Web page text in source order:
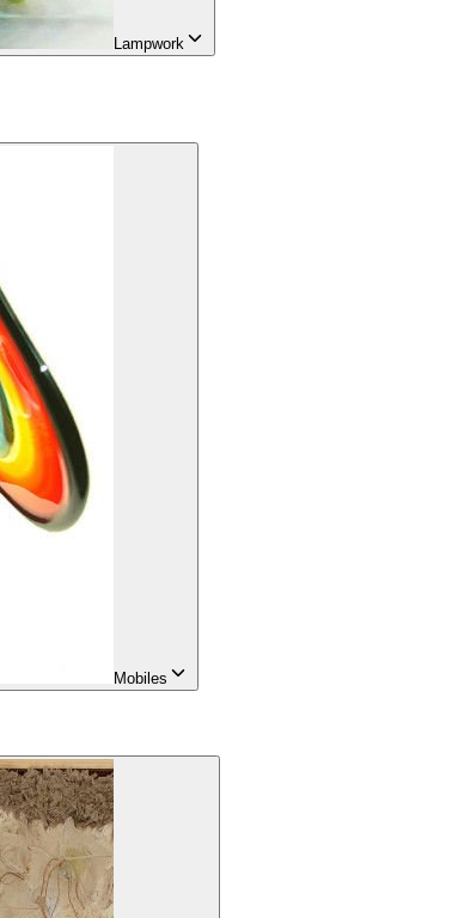
Lampwork
Mobiles